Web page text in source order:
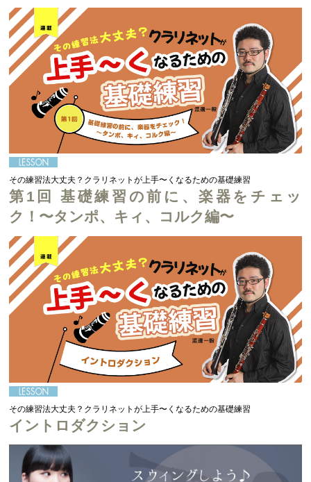
その練習法大丈夫？クラリネットが上手〜くなるための基礎練習
第1回 基礎練習の前に、楽器をチェッ
ク！〜タンポ、キィ、コルク編〜
その練習法大丈夫？クラリネットが上手〜くなるための基礎練習
イントロダクション